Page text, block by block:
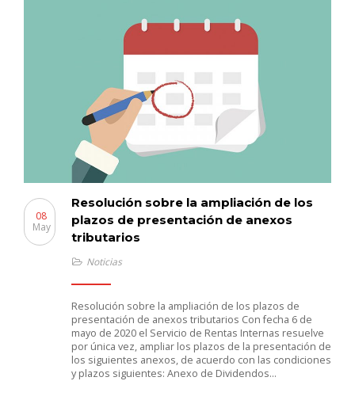
Resolución sobre la ampliación de los
plazos de presentación de anexos
tributarios
08
May
Noticias
Resolución sobre la ampliación de los plazos de
presentación de anexos tributarios Con fecha 6 de
mayo de 2020 el Servicio de Rentas Internas resuelve
por única vez, ampliar los plazos de la presentación de
los siguientes anexos, de acuerdo con las condiciones
y plazos siguientes: Anexo de Dividendos…